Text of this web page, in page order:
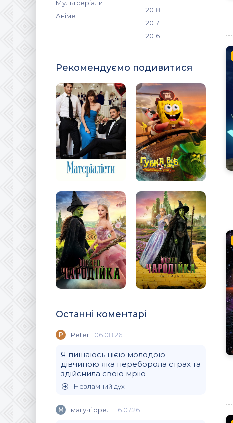
Мультсеріали
Аніме
2018
2017
2016
Рекомендуємо подивитися
Останні коментарі
P Peter 06.08.26
Я пишаюсь цією молодою
дівчиною яка переборола страх та
здійснила свою мрію
Незламний дух
М магучi орел 16.07.26